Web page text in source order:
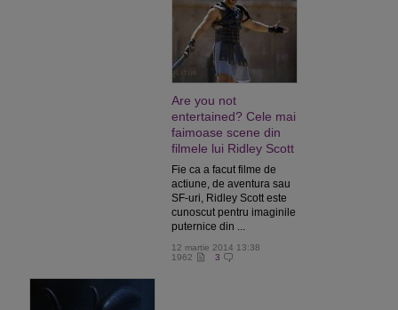
Are you not
entertained? Cele mai
faimoase scene din
filmele lui Ridley Scott
Fie ca a facut filme de
actiune, de aventura sau
SF-uri, Ridley Scott este
cunoscut pentru imaginile
puternice din ...
12 martie 2014 13:38
1962
3